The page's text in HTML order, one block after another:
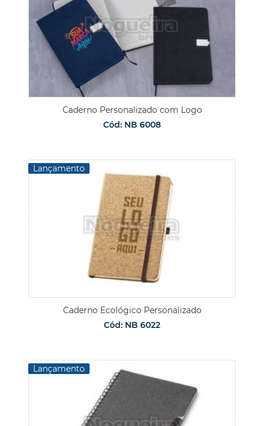
Caderno Personalizado com Logo
Cód: NB 6008
Lançamento
Caderno Ecológico Personalizado
Cód: NB 6022
Lançamento